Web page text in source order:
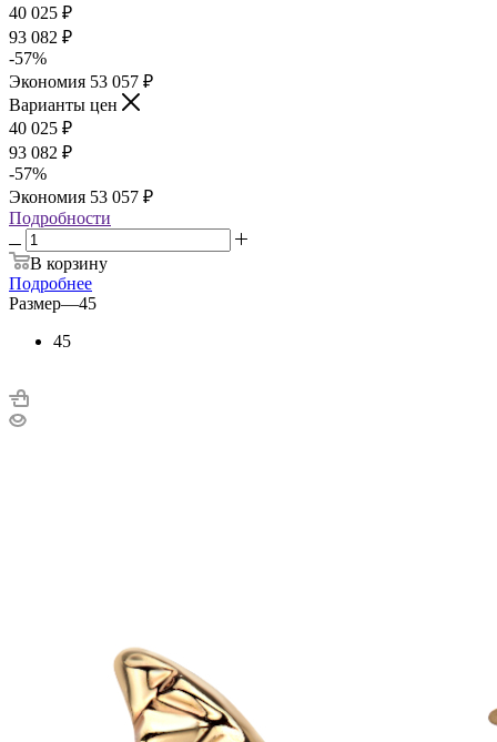
40 025 ₽
93 082 ₽
-57%
Экономия 53 057 ₽
Варианты цен
40 025 ₽
93 082 ₽
-57%
Экономия 53 057 ₽
Подробности
В корзину
Подробнее
Размер—45
45